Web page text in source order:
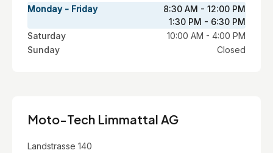
Monday - Friday
8:30 AM - 12:00 PM
1:30 PM - 6:30 PM
Saturday
10:00 AM - 4:00 PM
Sunday
Closed
Moto-Tech Limmattal AG
Landstrasse 140